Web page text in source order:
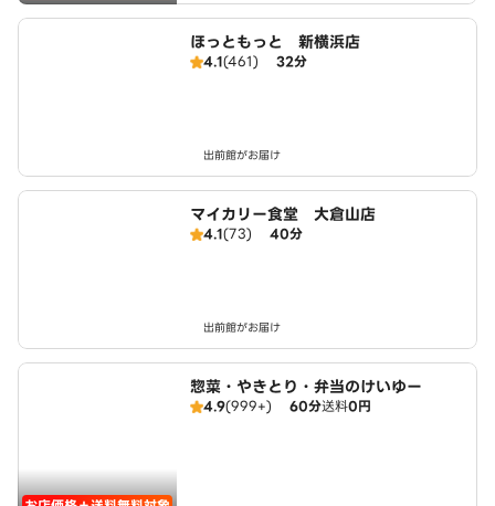
ほっともっと 新横浜店
4.1(461) 32分
出前館がお届け
マイカリー食堂 大倉山店
4.1(73) 40分
出前館がお届け
惣菜・やきとり・弁当のけいゆー
4.9(999+) 60分送料0円